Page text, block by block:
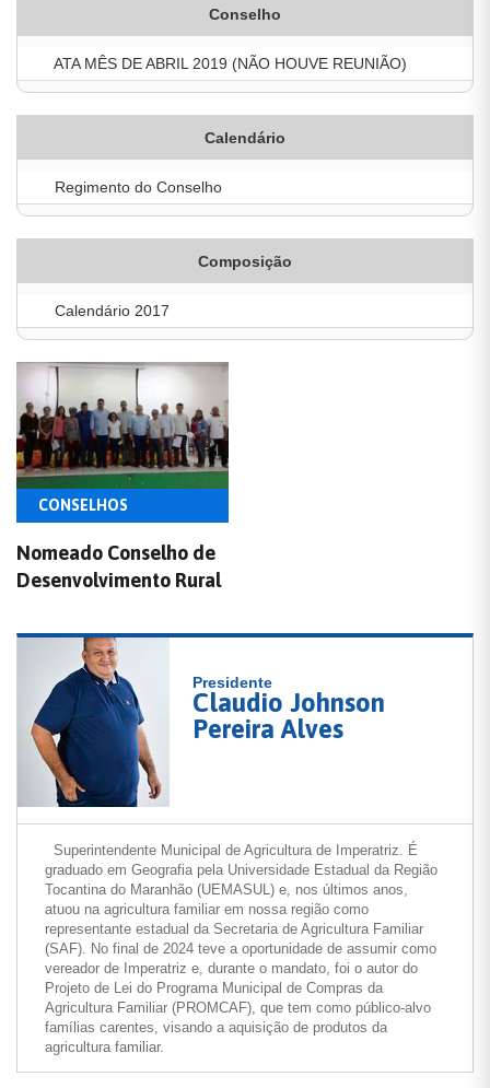
Conselho
ATA MÊS DE ABRIL 2019 (NÃO HOUVE REUNIÃO)
Calendário
Regimento do Conselho
Composição
Calendário 2017
CONSELHOS
Nomeado Conselho de
Desenvolvimento Rural
Presidente
Claudio Johnson
Pereira Alves
Superintendente Municipal de Agricultura de Imperatriz. É
graduado em Geografia pela Universidade Estadual da Região
Tocantina do Maranhão (UEMASUL) e, nos últimos anos,
atuou na agricultura familiar em nossa região como
representante estadual da Secretaria de Agricultura Familiar
(SAF). No final de 2024 teve a oportunidade de assumir como
vereador de Imperatriz e, durante o mandato, foi o autor do
Projeto de Lei do Programa Municipal de Compras da
Agricultura Familiar (PROMCAF), que tem como público-alvo
famílias carentes, visando a aquisição de produtos da
agricultura familiar.